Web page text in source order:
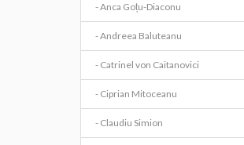
- Anca Goțu-Diaconu
- Andreea Baluteanu
- Catrinel von Caitanovici
- Ciprian Mitoceanu
- Claudiu Simion